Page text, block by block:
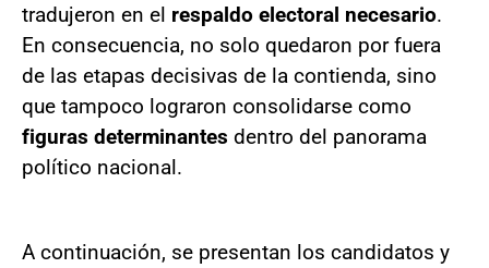
tradujeron en el respaldo electoral necesario.
En consecuencia, no solo quedaron por fuera
de las etapas decisivas de la contienda, sino
que tampoco lograron consolidarse como
figuras determinantes dentro del panorama
político nacional.
A continuación, se presentan los candidatos y